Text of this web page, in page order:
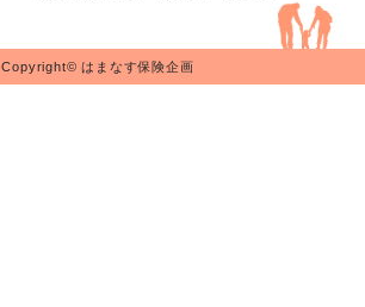
Copyright© はまなす保険企画